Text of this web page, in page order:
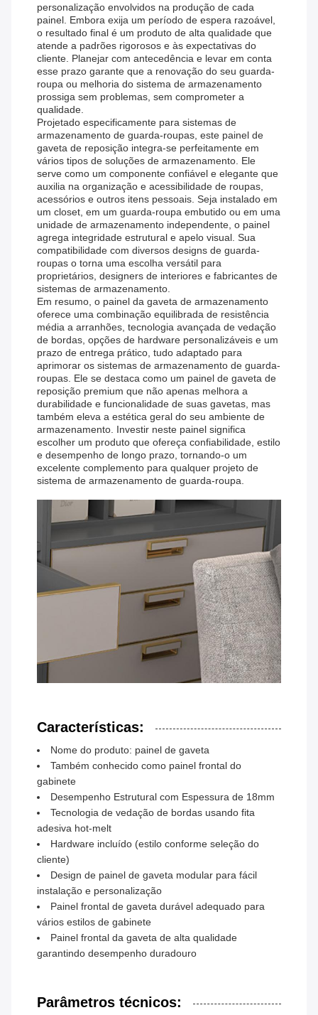
personalização envolvidos na produção de cada
painel. Embora exija um período de espera razoável,
o resultado final é um produto de alta qualidade que
atende a padrões rigorosos e às expectativas do
cliente. Planejar com antecedência e levar em conta
esse prazo garante que a renovação do seu guarda-
roupa ou melhoria do sistema de armazenamento
prossiga sem problemas, sem comprometer a
qualidade.
Projetado especificamente para sistemas de
armazenamento de guarda-roupas, este painel de
gaveta de reposição integra-se perfeitamente em
vários tipos de soluções de armazenamento. Ele
serve como um componente confiável e elegante que
auxilia na organização e acessibilidade de roupas,
acessórios e outros itens pessoais. Seja instalado em
um closet, em um guarda-roupa embutido ou em uma
unidade de armazenamento independente, o painel
agrega integridade estrutural e apelo visual. Sua
compatibilidade com diversos designs de guarda-
roupas o torna uma escolha versátil para
proprietários, designers de interiores e fabricantes de
sistemas de armazenamento.
Em resumo, o painel da gaveta de armazenamento
oferece uma combinação equilibrada de resistência
média a arranhões, tecnologia avançada de vedação
de bordas, opções de hardware personalizáveis ​​e um
prazo de entrega prático, tudo adaptado para
aprimorar os sistemas de armazenamento de guarda-
roupas. Ele se destaca como um painel de gaveta de
reposição premium que não apenas melhora a
durabilidade e funcionalidade de suas gavetas, mas
também eleva a estética geral do seu ambiente de
armazenamento. Investir neste painel significa
escolher um produto que ofereça confiabilidade, estilo
e desempenho de longo prazo, tornando-o um
excelente complemento para qualquer projeto de
sistema de armazenamento de guarda-roupa.
Características:
Nome do produto: painel de gaveta
Também conhecido como painel frontal do
gabinete
Desempenho Estrutural com Espessura de 18mm
Tecnologia de vedação de bordas usando fita
adesiva hot-melt
Hardware incluído (estilo conforme seleção do
cliente)
Design de painel de gaveta modular para fácil
instalação e personalização
Painel frontal de gaveta durável adequado para
vários estilos de gabinete
Painel frontal da gaveta de alta qualidade
garantindo desempenho duradouro
Parâmetros técnicos: